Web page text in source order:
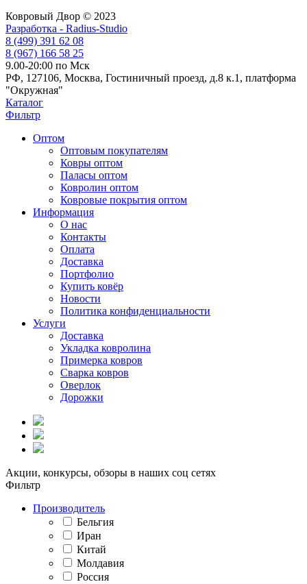
Ковровый Двор © 2023
Разработка - Radius-Studio
8 (499) 391 62 08
8 (967) 166 58 25
9.00-20:00 по Мск
РФ, 127106, Москва, Гостиничный проезд, д.8 к.1, платформа
"Окружная"
Каталог
Фильтр
Оптом
Оптовым покупателям
Ковры оптом
Паласы оптом
Ковролин оптом
Ковровые покрытия оптом
Информация
О нас
Контакты
Оплата
Доставка
Портфолио
Купить ковёр
Новости
Политика конфиденциальности
Услуги
Доставка
Укладка ковролина
Примерка ковров
Сварка ковров
Оверлок
Дорожки
Акции, конкурсы, обзоры в наших соц сетях
Фильтр
Производитель
Бельгия
Иран
Китай
Молдавия
Россия